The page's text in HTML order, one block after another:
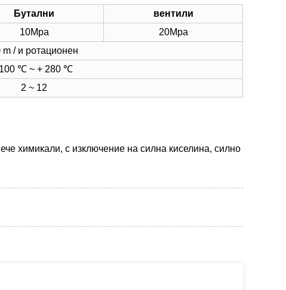
Бутални
вентили
10Mpa
20Mpa
m / и ротационен
℃ ~ + 280 ℃
2 ~ 12
химикали, с изключение на силна киселина, силно